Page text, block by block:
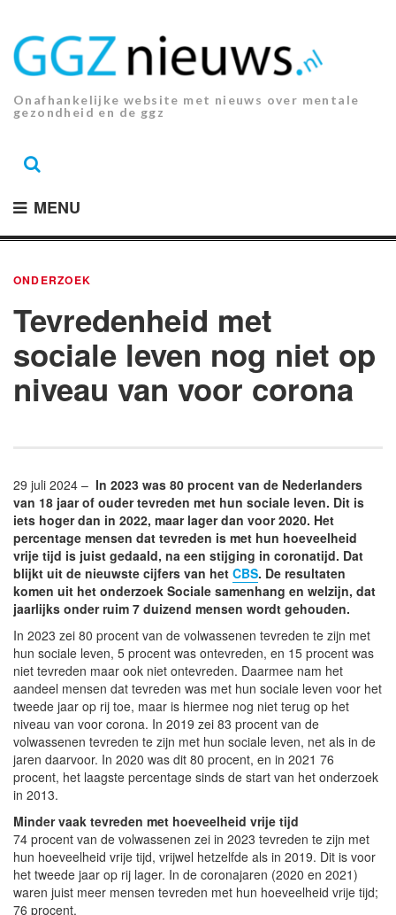
inhoud.
Onafhankelijke website met nieuws over mentale
gezondheid en de ggz
MENU
ONDERZOEK
Tevredenheid met
sociale leven nog niet op
niveau van voor corona
29 juli 2024 – In 2023 was 80 procent van de Nederlanders
van 18 jaar of ouder tevreden met hun sociale leven. Dit is
iets hoger dan in 2022, maar lager dan voor 2020. Het
percentage mensen dat tevreden is met hun hoeveelheid
vrije tijd is juist gedaald, na een stijging in coronatijd. Dat
blijkt uit de nieuwste cijfers van het CBS. De resultaten
komen uit het onderzoek Sociale samenhang en welzijn, dat
jaarlijks onder ruim 7 duizend mensen wordt gehouden.
In 2023 zei 80 procent van de volwassenen tevreden te zijn met
hun sociale leven, 5 procent was ontevreden, en 15 procent was
niet tevreden maar ook niet ontevreden. Daarmee nam het
aandeel mensen dat tevreden was met hun sociale leven voor het
tweede jaar op rij toe, maar is hiermee nog niet terug op het
niveau van voor corona. In 2019 zei 83 procent van de
volwassenen tevreden te zijn met hun sociale leven, net als in de
jaren daarvoor. In 2020 was dit 80 procent, en in 2021 76
procent, het laagste percentage sinds de start van het onderzoek
in 2013.
Minder vaak tevreden met hoeveelheid vrije tijd
74 procent van de volwassenen zei in 2023 tevreden te zijn met
hun hoeveelheid vrije tijd, vrijwel hetzelfde als in 2019. Dit is voor
het tweede jaar op rij lager. In de coronajaren (2020 en 2021)
waren juist meer mensen tevreden met hun hoeveelheid vrije tijd;
76 procent.